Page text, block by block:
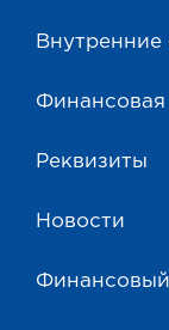
Внутренние
Финансовая
Реквизиты
Новости